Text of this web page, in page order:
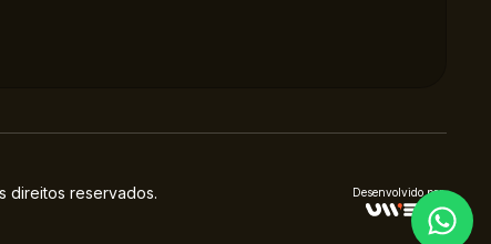
direitos reservados. Desenvolvido por: